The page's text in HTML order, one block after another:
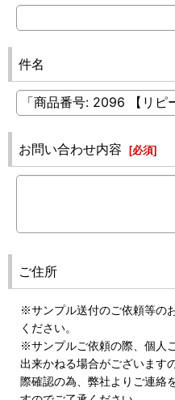
件名
お問い合わせ内容 [必須]
ご住所
※サンプル送付のご依頼等の
ください。
※サンプルご依頼の際、個人
出来かねる場合がございます
際確認の為、弊社よりご連絡